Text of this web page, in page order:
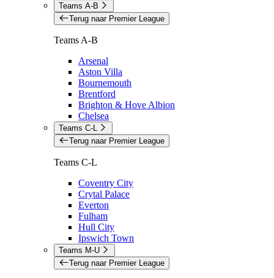
Teams A-B
Terug naar Premier League
Teams A-B
Arsenal
Aston Villa
Bournemouth
Brentford
Brighton & Hove Albion
Chelsea
Teams C-L
Terug naar Premier League
Teams C-L
Coventry City
Crytal Palace
Everton
Fulham
Hull City
Ipswich Town
Teams M-U
Terug naar Premier League